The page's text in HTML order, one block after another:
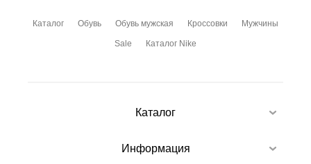
Каталог Обувь Обувь мужская Кроссовки Мужчины
Sale Каталог Nike
Каталог
Информация